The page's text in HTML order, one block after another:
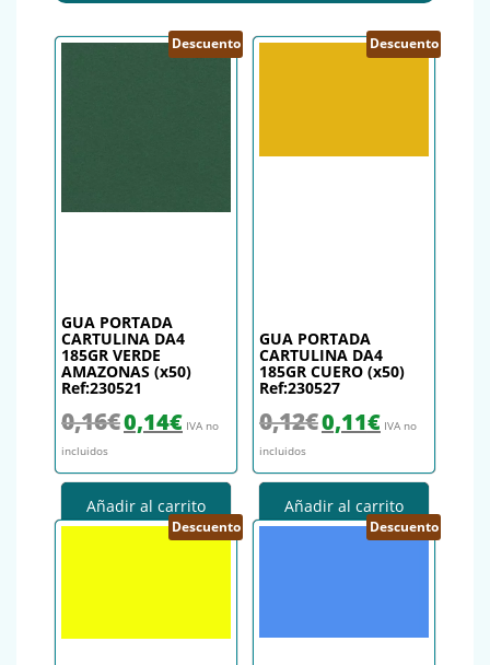
Descuento
GUA PORTADA
CARTULINA DA4
185GR VERDE
AMAZONAS (x50)
Ref:230521
0,16€ El precio original era: 0,16€.
0,14€El precio actual es: 0,14€.
IVA no
incluidos
Añadir al carrito
Descuento
GUA PORTADA
CARTULINA DA4
185GR CUERO (x50)
Ref:230527
0,12€ El precio original era: 0,12€.
0,11€El precio actual
IVA no
incluidos
Añadir al carrito
Descuento Descuento